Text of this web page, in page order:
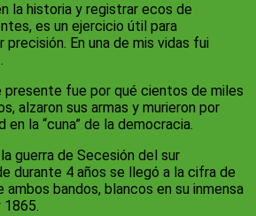
la historia y registrar ecos de
es un ejercicio útil para
precisión. En una de mis vidas fui
presente fue por qué cientos de miles
alzaron sus armas y murieron por
la “cuna” de la democracia.
guerra de Secesión del sur
durante 4 años se llegó a la cifra de
bandos, blancos en su inmensa
1865.